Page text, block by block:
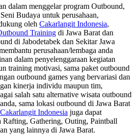
dalam menggelar program Outbound,
Budaya untuk perusahaan,
oleh Cakarlangit Indonesia,
Training di Jawa Barat dan
di Jabodetabek dan Sekitar Jawa
perusahaan/lembaga anda
dalam penyelenggaraan kegiatan
training motivasi, sama paket outbound
outbound games yang bervariasi dan
kinerja individu maupun tim,
salah satu alternative wisata outbound
sama lokasi outbound di Jawa Barat
Cakarlangit Indonesia juga dapat
Rafting, Gathering, Outing, Paintball
yang lainnya di Jawa Barat.